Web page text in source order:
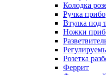
Колодка
Ручка
Втулка под
Ножки
Розетка
Феррит